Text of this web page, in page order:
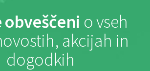
obveščeni o vseh
akcijah in
dogodkih